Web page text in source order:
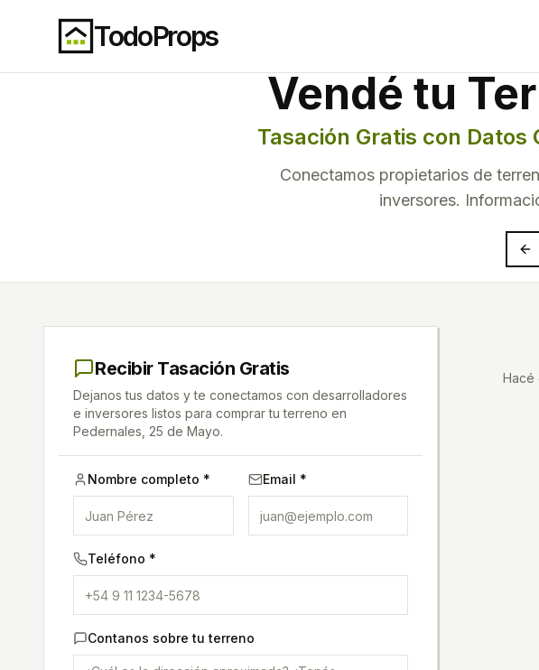
TodoProps
Vendé tu
Tasación Gratis con
Conectamos propietarios de
inversores.
Recibir Tasación Gratis
Dejanos tus datos y te conectamos con desarrolladores
e inversores listos para comprar tu terreno en
Pedernales, 25 de Mayo.
Nombre completo * Email *
Teléfono *
Contanos sobre tu terreno
Hacé